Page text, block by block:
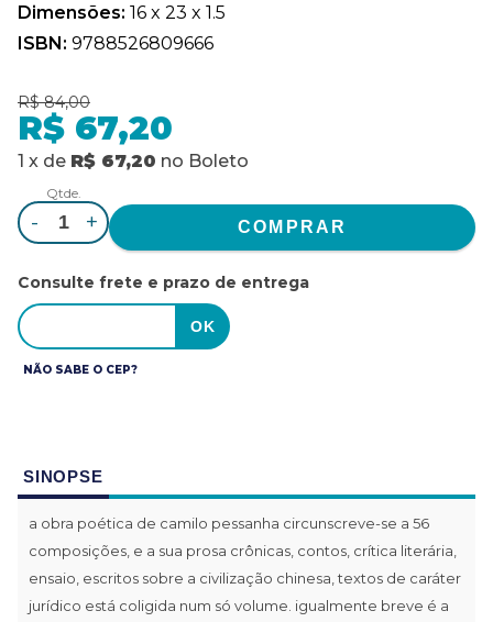
Dimensões: 16 x 23 x 1.5
ISBN: 9788526809666
R$ 84,00
R$ 67,20
1 x de R$ 67,20 no Boleto
Qtde.
- +
Consulte frete e prazo de entrega
NÃO SABE O CEP?
SINOPSE
a obra poética de camilo pessanha circunscreve-se a 56
composições, e a sua prosa crônicas, contos, crítica literária,
ensaio, escritos sobre a civilização chinesa, textos de caráter
jurídico está coligida num só volume. igualmente breve é a